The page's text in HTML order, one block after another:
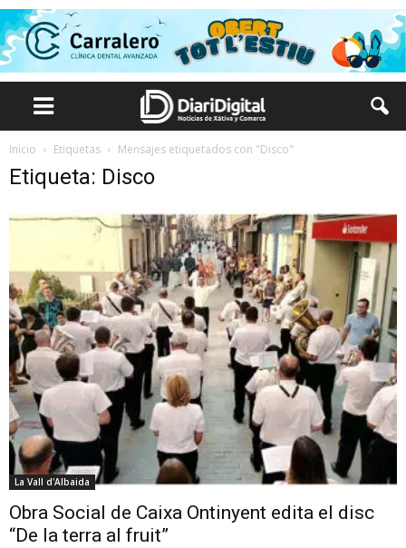
Inicio Etiquetas Mensajes etiquetados con "Disco"
Etiqueta: Disco
La Vall d'Albaida
Obra Social de Caixa Ontinyent edita el disc
“De la terra al fruit”